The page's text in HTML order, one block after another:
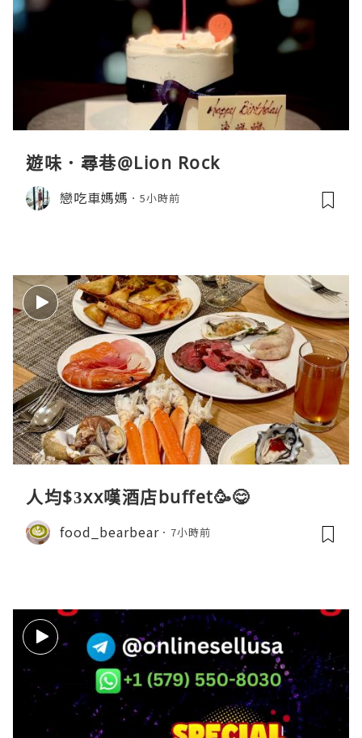
遊味．尋巷@Lion Rock
戀吃車媽媽 5小時前
人均$3xx嘆酒店buffet🥳😋
food_bearbear 7小時前